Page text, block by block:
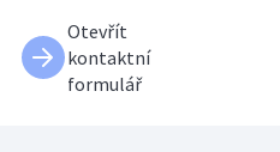
Otevřít
kontaktní
formulář